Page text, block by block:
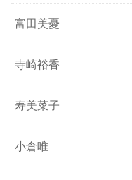
富田美憂
寺崎裕香
寿美菜子
小倉唯